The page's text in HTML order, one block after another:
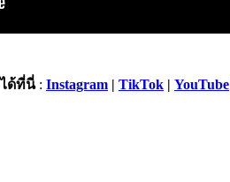
ด้ที่นี่: Instagram | TikTok | YouTube